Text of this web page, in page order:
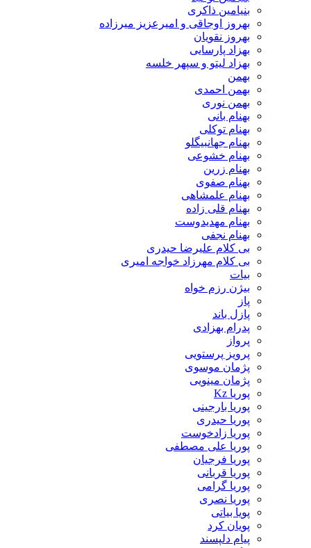
بنیامین ذاکری
بهروز اوجاقی و امیرعزیز میرزاده
بهروز نقویان
بهزاد پارسایی
بهزاد لیتو و سپهر خلسه
بهمن
بهمن احمدی
بهمن نوری
بهنام بانی
بهنام توکلی
بهنام جهانبیگلو
بهنام خشوعی
بهنام زرین
بهنام صفوی
بهنام علمشاهی
بهنام قلی زاده
بهنام مهدیدوست
بهنام نجفی
بی کلام علیرضا حیدری
بی کلام مهرزاد خواجه امیری
بیات
بیژن رزم خواه
پاز
پازل باند
پدرام بهزادی
پرواز
پرویز پرستویی
پژمان موسوی
پژمان مینویی
پوریا Kz
پوریا بارجینی
پوریا حیدری
پوریا زادخوست
پوریا علی مصطفی
پوریا فرجیان
پوریا قربانی
پوریا گرامی
پوریا نصری
پویا بیاتی
پویان کرد
پیام دلپسند